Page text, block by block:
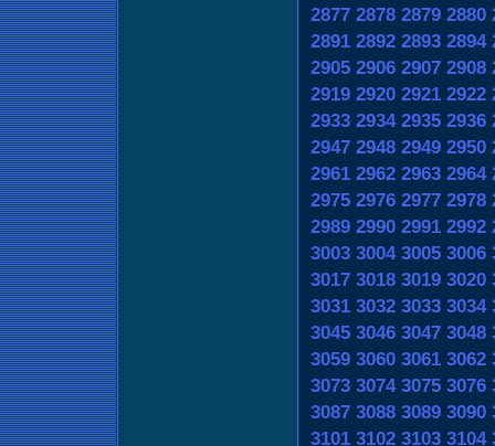
2877 2878 2879 2880
2891 2892 2893 2894
2905 2906 2907 2908
2919 2920 2921 2922
2933 2934 2935 2936
2947 2948 2949 2950
2961 2962 2963 2964
2975 2976 2977 2978
2989 2990 2991 2992
3003 3004 3005 3006
3017 3018 3019 3020
3031 3032 3033 3034
3045 3046 3047 3048
3059 3060 3061 3062
3073 3074 3075 3076
3087 3088 3089 3090
3101 3102 3103 3104